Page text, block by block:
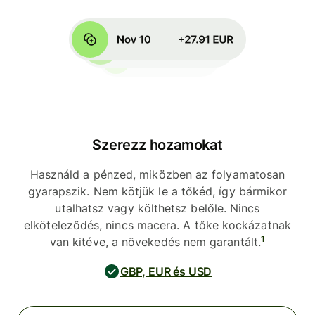
Szerezz hozamokat
Használd a pénzed, miközben az folyamatosan
gyarapszik. Nem kötjük le a tőkéd, így bármikor
utalhatsz vagy költhetsz belőle. Nincs
elköteleződés, nincs macera. A tőke kockázatnak
van kitéve, a növekedés nem garantált.1
GBP, EUR és USD